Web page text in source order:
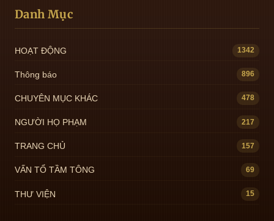
Danh Mục
HOẠT ĐỘNG 1342
Thông báo 896
CHUYÊN MỤC KHÁC 478
NGƯỜI HỌ PHẠM 217
TRANG CHỦ 157
VẤN TỔ TẦM TÔNG 69
THƯ VIỆN 15